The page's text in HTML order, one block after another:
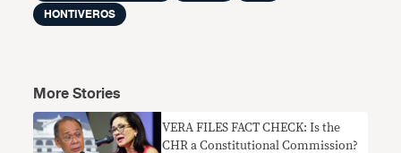
HONTIVEROS
More Stories
VERA FILES FACT CHECK: Is the
CHR a Constitutional Commission?